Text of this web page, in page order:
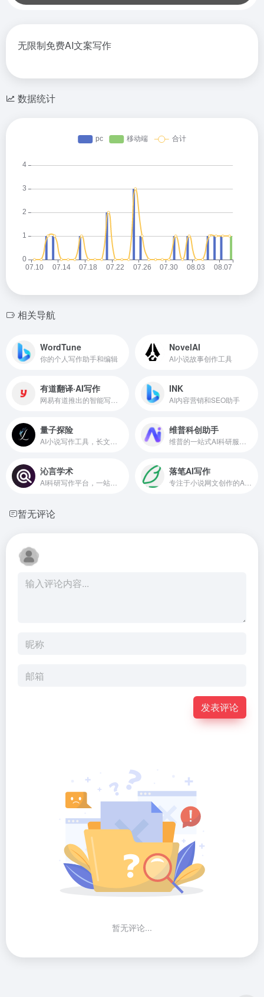
无限制免费AI文案写作
数据统计
相关导航
WordTune
你的个人写作助手和编辑
NovelAI
AI小说故事创作工具
有道翻译·AI写作 INK
AI内容营销和SEO助手
量子探险 维普科创助手
沁言学术 落笔AI写作
暂无评论
发表评论
暂无评论...